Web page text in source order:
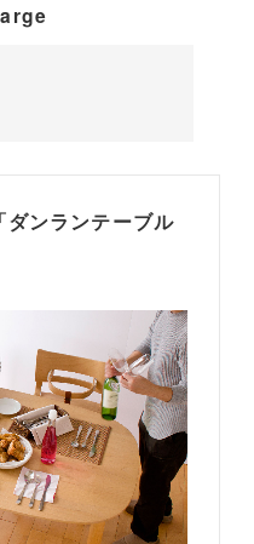
ダンランテーブル